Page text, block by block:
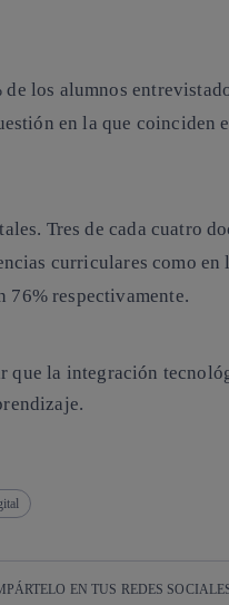
los alumnos
en la que coinciden
Tres de cada cuatro
curriculares como en
76% respectivamente.
que la integración
EN TUS REDES